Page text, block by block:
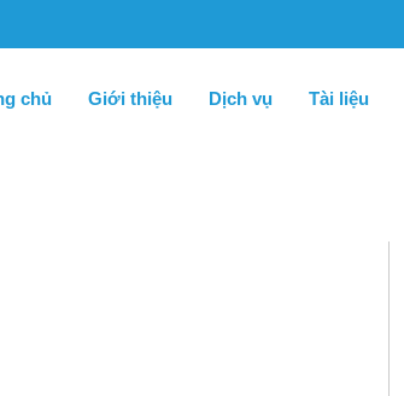
chủ Giới thiệu Dịch vụ Tài liệu